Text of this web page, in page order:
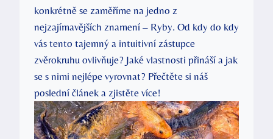
konkrétně se zaměříme na jedno z
nejzajímavějších znamení – Ryby. Od kdy do kdy
vás tento tajemný a intuitivní zástupce
zvěrokruhu ovlivňuje? Jaké vlastnosti přináší a jak
se s nimi nejlépe vyrovnat? Přečtěte si náš
poslední článek a zjistěte více!